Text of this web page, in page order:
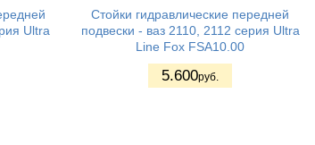
Ultra
Стойки гидравлические передней
подвески - ваз 2110, 2112 серия Ultra
Line Fox FSA10.00
5.600руб.